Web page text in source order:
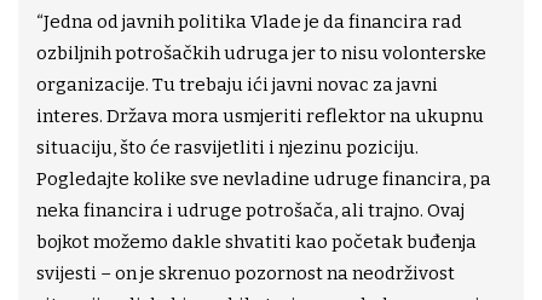
“Jedna od javnih politika Vlade je da financira rad
ozbiljnih potrošačkih udruga jer to nisu volonterske
organizacije. Tu trebaju ići javni novac za javni
interes. Država mora usmjeriti reflektor na ukupnu
situaciju, što će rasvijetliti i njezinu poziciju.
Pogledajte kolike sve nevladine udruge financira, pa
neka financira i udruge potrošača, ali trajno. Ovaj
bojkot možemo dakle shvatiti kao početak buđenja
svijesti – on je skrenuo pozornost na neodrživost